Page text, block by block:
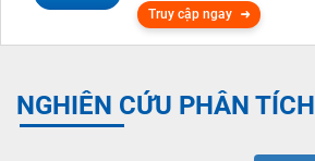
Truy cập ngay
NGHIÊN CỨU PHÂN TÍCH